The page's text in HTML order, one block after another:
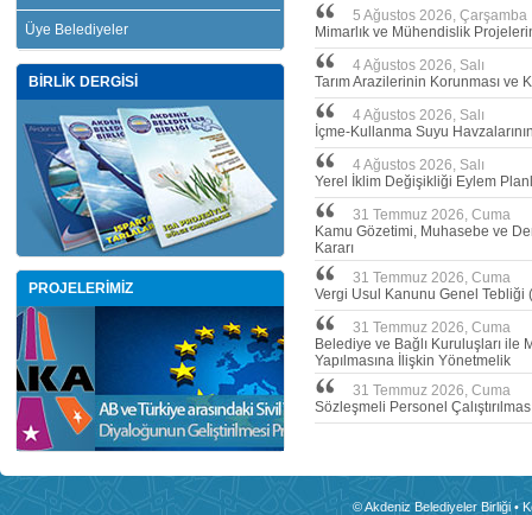
Üye Belediyeler
BİRLİK DERGİSİ
PROJELERİMİZ
5 Ağustos 2026, Çarşamba
Mimarlık ve Mühendislik
4 Ağustos 2026, Salı
Tarım Arazilerinin Korunması ve
4 Ağustos 2026, Salı
İçme-Kullanma Suyu
4 Ağustos 2026, Salı
Yerel İklim Değişikliği Eylem
31 Temmuz 2026, Cuma
Kamu Gözetimi, Muhasebe ve
Kararı
31 Temmuz 2026, Cuma
Vergi Usul Kanunu Genel Tebliği
31 Temmuz 2026, Cuma
Belediye ve Bağlı Kuruluşları
Yapılmasına İlişkin Yönetmelik
31 Temmuz 2026, Cuma
Sözleşmeli Personel
© Akdeniz Belediyeler Birliği •